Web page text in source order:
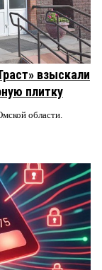
взыскали
плитку
области.